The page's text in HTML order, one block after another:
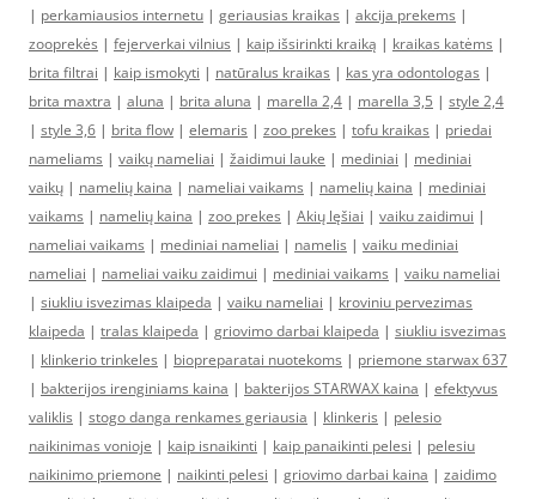
| perkamiausios internetu | geriausias kraikas | akcija prekems |
zooprekės | fejerverkai vilnius | kaip išsirinkti kraiką | kraikas katėms |
brita filtrai | kaip ismokyti | natūralus kraikas | kas yra odontologas |
brita maxtra | aluna | brita aluna | marella 2,4 | marella 3,5 | style 2,4
| style 3,6 | brita flow | elemaris | zoo prekes | tofu kraikas | priedai
nameliams | vaikų nameliai | žaidimui lauke | mediniai | mediniai
vaikų | namelių kaina | nameliai vaikams | namelių kaina | mediniai
vaikams | namelių kaina | zoo prekes | Akių lęšiai | vaiku zaidimui |
nameliai vaikams | mediniai nameliai | namelis | vaiku mediniai
nameliai | nameliai vaiku zaidimui | mediniai vaikams | vaiku nameliai
| siukliu isvezimas klaipeda | vaiku nameliai | kroviniu pervezimas
klaipeda | tralas klaipeda | griovimo darbai klaipeda | siukliu isvezimas
| klinkerio trinkeles | biopreparatai nuotekoms | priemone starwax 637
| bakterijos irenginiams kaina | bakterijos STARWAX kaina | efektyvus
valiklis | stogo danga renkames geriausia | klinkeris | pelesio
naikinimas vonioje | kaip isnaikinti | kaip panaikinti pelesi | pelesiu
naikinimo priemone | naikinti pelesi | griovimo darbai kaina | zaidimo